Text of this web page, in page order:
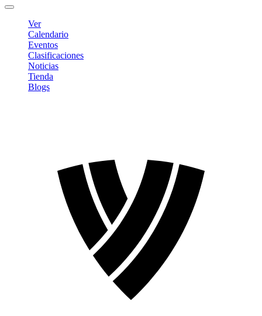
Ver
Calendario
Eventos
Clasificaciones
Noticias
Tienda
Blogs